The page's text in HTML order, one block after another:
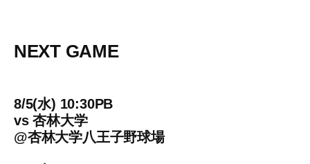
NEXT GAME
8/5(水) 10:30PB
vs杏林大学
@杏林大学八王子野球場